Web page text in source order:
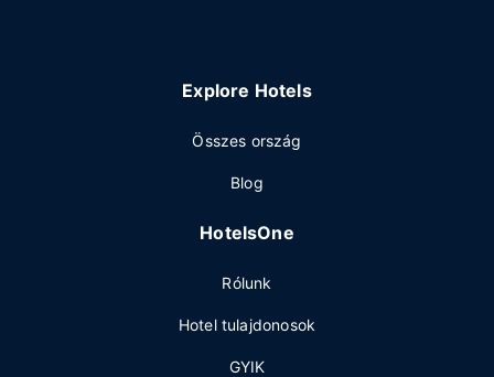
Explore Hotels
Összes ország
Blog
HotelsOne
Rólunk
Hotel tulajdonosok
GYIK